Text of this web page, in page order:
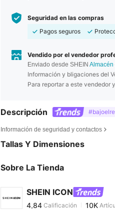
Seguridad en las compras
Pagos seguros
Vendido por el vendedor
Enviado desde SHEIN Almacén
Información y bligaciones del
Para reportar a este vendedor
Descripción
Información de seguridad y contactos
Tallas Y Dimensiones
Sobre La Tienda
SHEIN ICON
4,84
4,84
i***zpagado Hace 1